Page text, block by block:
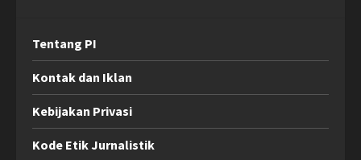
Tentang PI
Kontak dan Iklan
Kebijakan Privasi
Kode Etik Jurnalistik